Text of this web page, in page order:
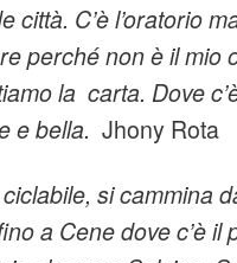
città. C’è l’oratorio
perché non è il mio
la carta. Dove
e bella. Jhony Rota
si cammina
a Cene dove c’è